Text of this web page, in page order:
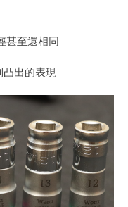
甚至還相同
出的表現